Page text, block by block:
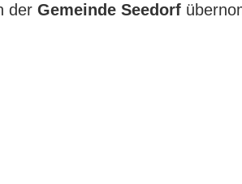
der Gemeinde Seedorf